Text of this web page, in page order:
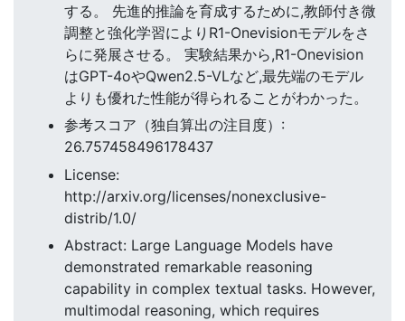
する。 先進的推論を育成するために,教師付き微
調整と強化学習によりR1-Onevisionモデルをさ
らに発展させる。 実験結果から,R1-Onevision
はGPT-4oやQwen2.5-VLなど,最先端のモデル
よりも優れた性能が得られることがわかった。
参考スコア（独自算出の注目度）:
26.757458496178437
License:
http://arxiv.org/licenses/nonexclusive-
distrib/1.0/
Abstract: Large Language Models have
demonstrated remarkable reasoning
capability in complex textual tasks. However,
multimodal reasoning, which requires